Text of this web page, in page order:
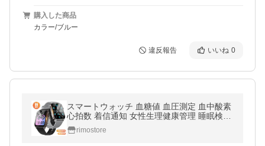
購入した商品
カラー/ブルー
違反報告 いいね 0
スマートウォッチ 血糖値 血圧測定 血中酸素
心拍数 着信通知 女性生理健康管理 睡眠検測
体温測定 歩数計 音楽再生 カメラ制御 IP67
防水 腕上げ点灯 天気予報
rimostore